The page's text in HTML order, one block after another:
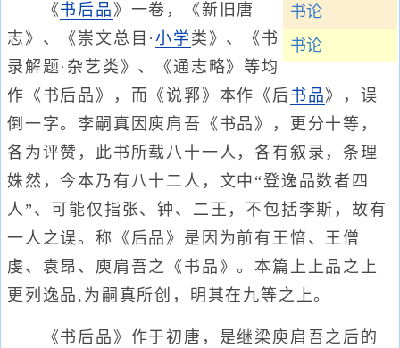
书论
书论
《书后品 》一卷，《新旧唐
志》、《崇文总目·小学 类》、《书
录解题·杂艺类》、《通志略》等均
作《书后品》，而《说郛》本作《后书品》，误
倒一字。李嗣真因庾肩吾《书品》，更分十等，
各为评赞，此书所载八十一人，各有叙录，条理
姝然，今本乃有八十二人，文中“登逸品数者四
人”、可能仅指张、钟、二王，不包括李斯，故有
一人之误。称《后品》是因为前有王愔、王僧
虔、袁昂、庾肩吾之《书品》。本篇上上品之上
更列逸品,为嗣真所创，明其在九等之上。
《书后品》作于初唐，是继梁庾肩吾之后的